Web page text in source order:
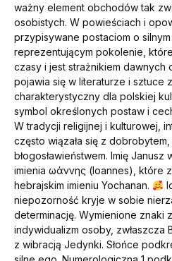
ważny element obchodów tak
osobistych. W powieściach i
przypisywane postaciom o
reprezentującym pokolenie,
czasy i jest strażnikiem dawnych
pojawia się w literaturze i sztuce
charakterystyczny dla polskiej
symbol określonych postaw i
W tradycji religijnej i kulturowej,
często wiązała się z
błogosławieństwem. Imię
imienia Ἰωάννης (Ioannes), które
hebrajskim imieniu Yochanan.
niepozorność kryje w sobie
determinację. Wymienione znaki
indywidualizm osoby, zwłaszcza
z wibracją Jedynki. Słońce